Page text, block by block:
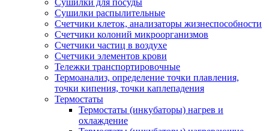
Сушилки для посуды
Сушилки распылительные
Счетчики клеток, анализаторы жизнеспособности
Счетчики колоний микроорганизмов
Счетчики частиц в воздухе
Счетчики элементов крови
Тележки транспортировочные
Термоанализ, определение точки плавления,
точки кипения, точки каплепадения
Термостаты
Термостаты (инкубаторы) нагрев и
охлаждение